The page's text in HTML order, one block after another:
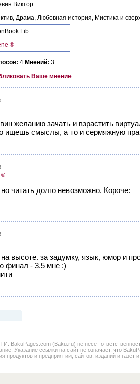
Виктор
, Драма, Любовная история, Мистика и
®
4 Мнений: 3
Ваше мнение
желанию зачать и взрастить
ищешь смыслы, а то и сермяжную
®
читать долго невозможно. Короче:
на высоте. за задумку, язык, юмор и
финал - 3.5 мне :)
(Baku.ru) не несет
Указание ссылки на сайт не означает, что
продуктов и предприятий, сайтов, изданий и газет